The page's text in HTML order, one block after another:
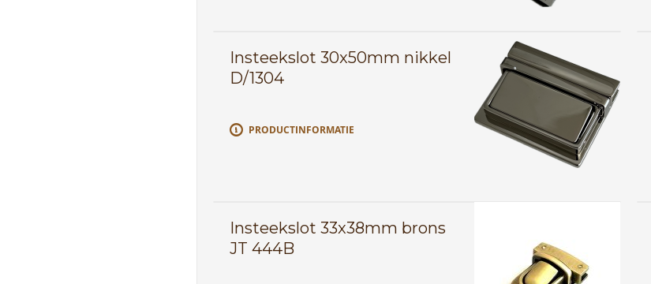
Insteekslot 30x50mm nikkel
D/1304
PRODUCTINFORMATIE
Insteekslot 33x38mm brons
JT 444B